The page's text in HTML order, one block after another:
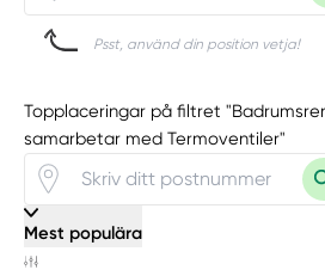
Psst, använd din position vetja!
Topplaceringar på filtret
samarbetar med Termoventiler"
Mest populära